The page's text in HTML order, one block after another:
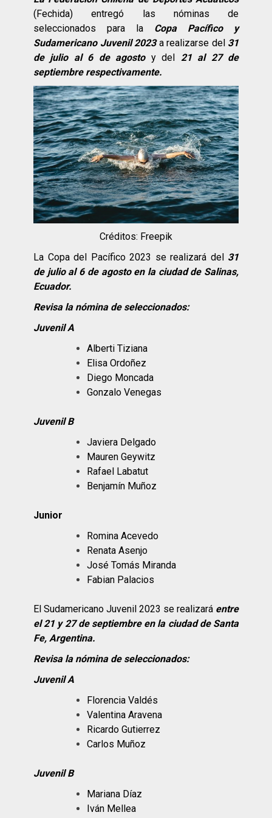
(Fechida) entregó las nóminas de
seleccionados para la Copa Pacífico y
Sudamericano Juvenil 2023a realizarse del 31
de julio al 6 de agostoy del 21 al 27 de
septiembre respectivamente.
Créditos: Freepik
La Copa del Pacífico 2023 se realizará del 31
de julio al 6 de agosto en la ciudad de Salinas,
Ecuador.
Revisa la nómina de seleccionados:
Juvenil A
Alberti Tiziana
Elisa Ordoñez
Diego Moncada
Gonzalo Venegas
Juvenil B
Javiera Delgado
Mauren Geywitz
Rafael Labatut
Benjamín Muñoz
Junior
Romina Acevedo
Renata Asenjo
José Tomás Miranda
Fabian Palacios
El Sudamericano Juvenil 2023 se realizará entre
el 21 y 27 de septiembre en la ciudad de Santa
Fe, Argentina.
Revisa la nómina de seleccionados:
Juvenil A
Florencia Valdés
Valentina Aravena
Ricardo Gutierrez
Carlos Muñoz
Juvenil B
Mariana Díaz
Iván Mellea